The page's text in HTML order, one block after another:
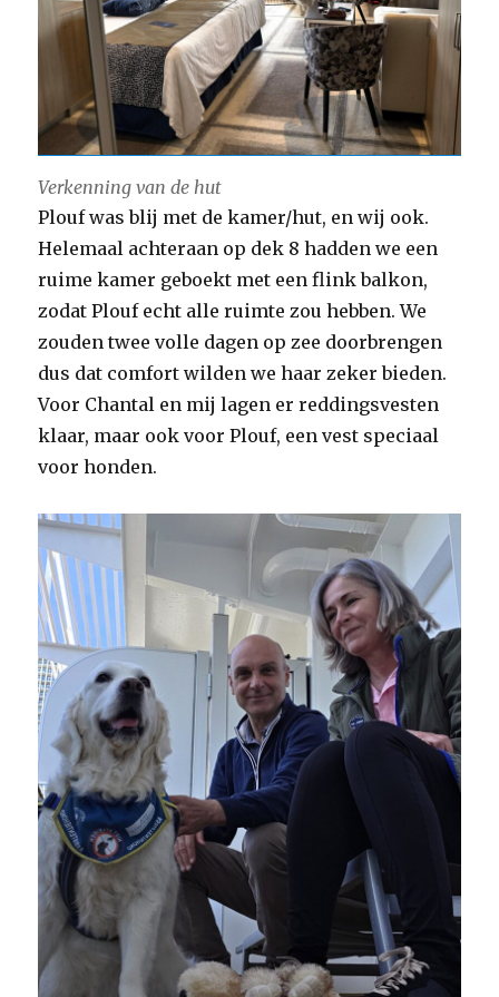
Verkenning van de hut
Plouf was blij met de kamer/hut, en wij ook.
Helemaal achteraan op dek 8 hadden we een
ruime kamer geboekt met een flink balkon,
zodat Plouf echt alle ruimte zou hebben. We
zouden twee volle dagen op zee doorbrengen
dus dat comfort wilden we haar zeker bieden.
Voor Chantal en mij lagen er reddingsvesten
klaar, maar ook voor Plouf, een vest speciaal
voor honden.